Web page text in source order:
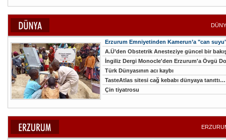
Erzurum Emniyetinden Kamerun’a "can
A.Ü’den Obstetrik Anesteziye güncel bir
İngiliz Dergi Monocle'den Erzurum'a Övgü
Türk Dünyasının acı kaybı
TasteAtlas sitesi cağ kebabı dünyaya tanıttı…
Çin tiyatrosu